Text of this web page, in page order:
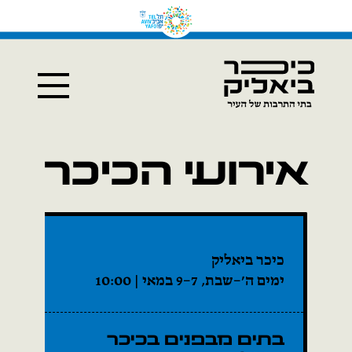
אירועי הכיכר
כיכר ביאליק
ימים ה׳–שבת, 7–9 במאי | 10:00
בתים מבפנים בכיכר